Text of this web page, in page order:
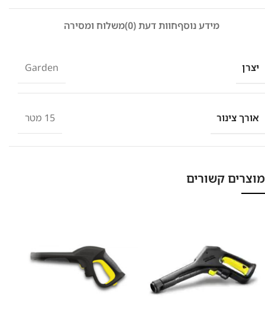
מידע נוסףחוות דעת (0) משלוח ומסירה
יצרן Garden
אורך צינור 15 מטר
מוצרים קשורים